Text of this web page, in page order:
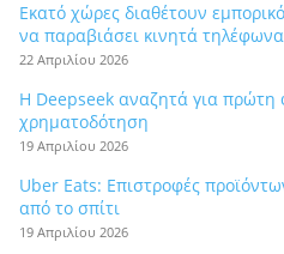
Εκατό χώρες διαθέτουν
να παραβιάσει κινητά τηλέφωνα
22 Απριλίου 2026
Η Deepseek αναζητά για πρώτη
χρηματοδότηση
19 Απριλίου 2026
Uber Eats: Επιστροφές
από το σπίτι
19 Απριλίου 2026